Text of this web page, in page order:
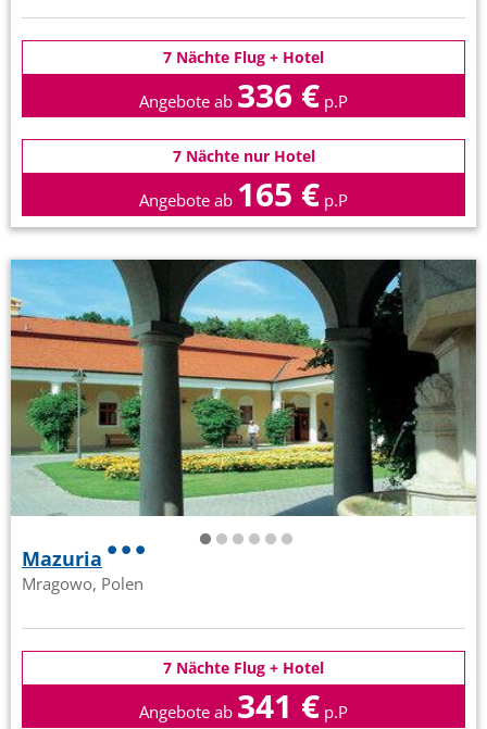
7 Nächte Flug + Hotel
Angebote ab 336 € p.P
7 Nächte nur Hotel
Angebote ab 165 € p.P
Mazuria
Mragowo, Polen
7 Nächte Flug + Hotel
Angebote ab 341 € p.P